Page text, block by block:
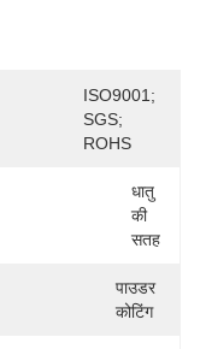
ISO9001;
SGS;
ROHS
धातु
की
सतह
पाउडर
कोटिंग